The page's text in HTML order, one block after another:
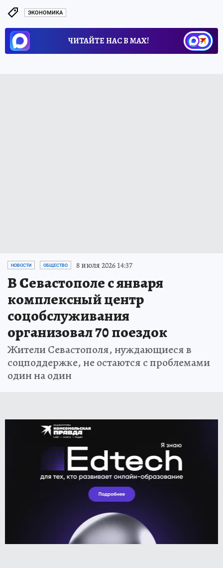
ЭКОНОМИКА
ЧИТАЙТЕ НАС В МАХ!
НОВОСТИ ОБЩЕСТВО 8 июля 2026 14:37
В Севастополе с января
комплексный центр
соцобслуживания
организовал 70 поездок
Жители Севастополя, нуждающиеся в
соцподдержке, не остаются с проблемами
один на один